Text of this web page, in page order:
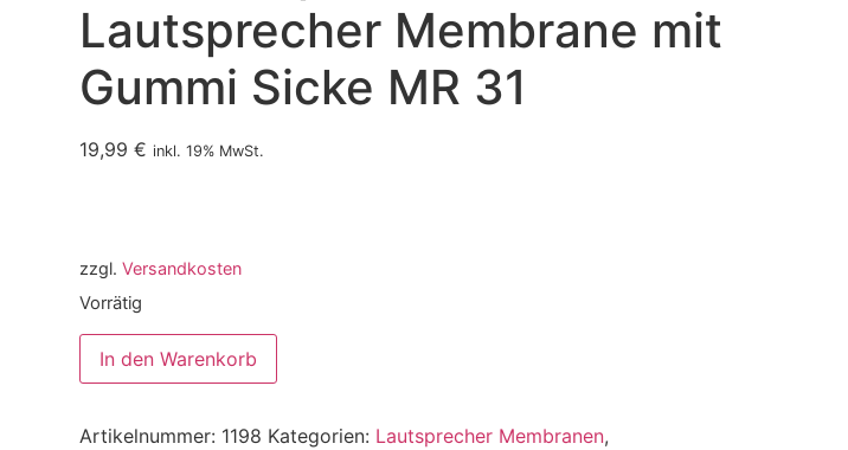
Lautsprecher Membrane mit
Gummi Sicke MR 31
19,99 € inkl. 19% MwSt.
zzgl. Versandkosten
Vorrätig
In den Warenkorb
Artikelnummer: 1198 Kategorien: Lautsprecher Membranen,